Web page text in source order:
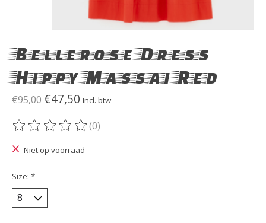
Bellerose Dress
Hippy Massai Red
€95,00 €47,50 Incl. btw
De beoordeling van dit product is
(0)
Niet op voorraad
Size: *